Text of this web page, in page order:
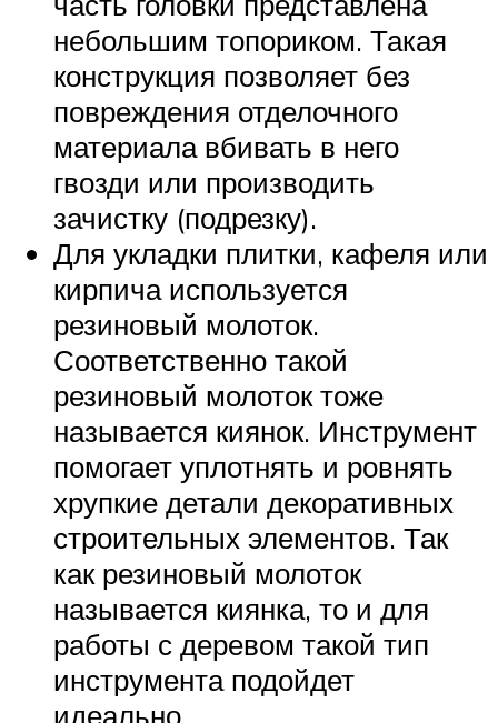
небольшим топориком. Такая
конструкция позволяет без
повреждения отделочного
материала вбивать в него
гвозди или производить
зачистку (подрезку).
Для укладки плитки, кафеля или
кирпича используется
резиновый молоток.
Соответственно такой
резиновый молоток тоже
называется киянок. Инструмент
помогает уплотнять и ровнять
хрупкие детали декоративных
строительных элементов. Так
как резиновый молоток
называется киянка, то и для
работы с деревом такой тип
инструмента подойдет
идеально.